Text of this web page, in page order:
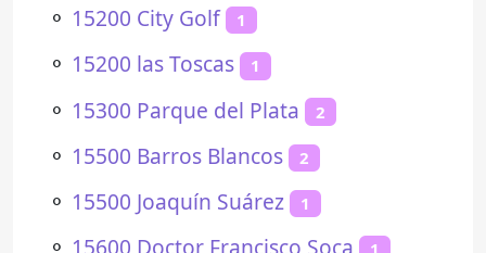
⚬ 15200 City Golf 1
⚬ 15200 las Toscas 1
⚬ 15300 Parque del Plata 2
⚬ 15500 Barros Blancos 2
⚬ 15500 Joaquín Suárez 1